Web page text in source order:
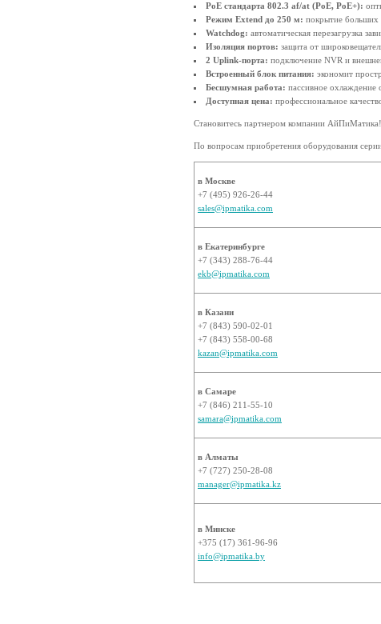
РoE стандарта 802.3 af/at (PoE, PoE+):
Режим Extend до 250 м: покрытие больших
Watchdog: автоматическая перезагрузка
Изоляция портов: защита от
2 Uplink-порта: подключение NVR и
Встроенный блок питания: экономит
Бесшумная работа: пассивное
Доступная цена: профессиональное
Становитесь партнером компании
По вопросам приобретения оборудования
в Москве
+7 (495) 926-26-44
sales@ipmatika.com
в Екатеринбурге
+7 (343) 288-76-44
ekb@ipmatika.com
в Казани
+7 (843) 590-02-01
+7 (843) 558-00-68
kazan@ipmatika.com
в Самаре
+7 (846) 211-55-10
samara@ipmatika.com
в Алматы
+7 (727) 250-28-08
manager@ipmatika.kz
в Минске
+375 (17) 361-96-96
info@ipmatika.by